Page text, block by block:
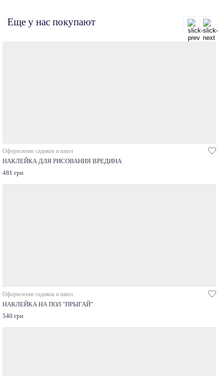
Еще у нас покупают
Оформление садиков и школ
НАКЛЕЙКА ДЛЯ РИСОВАНИЯ ВРЕДИНА
481 грн
Оформление садиков и школ
НАКЛЕЙКА НА ПОЛ "ПРЫГАЙ"
540 грн